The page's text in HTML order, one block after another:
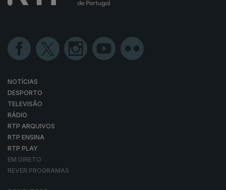
NOTÍCIAS
DESPORTO
TELEVISÃO
RÁDIO
RTP ARQUIVOS
RTP ENSINA
RTP PLAY
EM DIRETO
REVER PROGRAMAS